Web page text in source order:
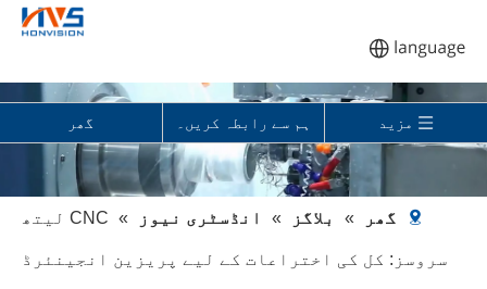
گھر ہم سے رابطہ کریں۔ مزید
گھر » بلاگز » انڈسٹری نیوز » CNC لیتھ
سروسز: کل کی اختراعات کے لیے پریزین انجینئرڈ